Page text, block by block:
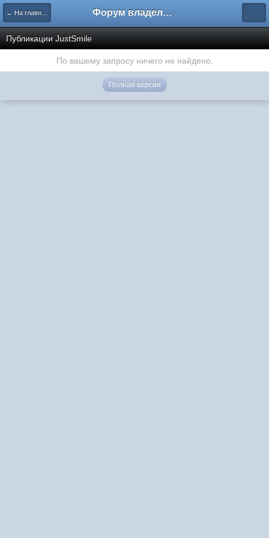
← На главную Форум владельцев интернет-магазинов
Публикации JustSmile
По вашему запросу ничего не найдено.
Полная версия